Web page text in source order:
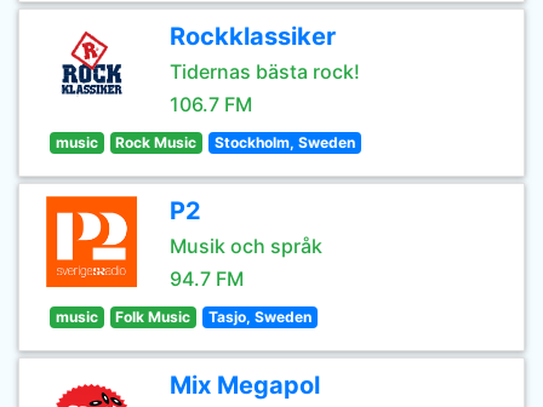
Rockklassiker
Tidernas bästa rock!
106.7 FM
music Rock Music Stockholm, Sweden
P2
Musik och språk
94.7 FM
music Folk Music Tasjo, Sweden
Mix Megapol